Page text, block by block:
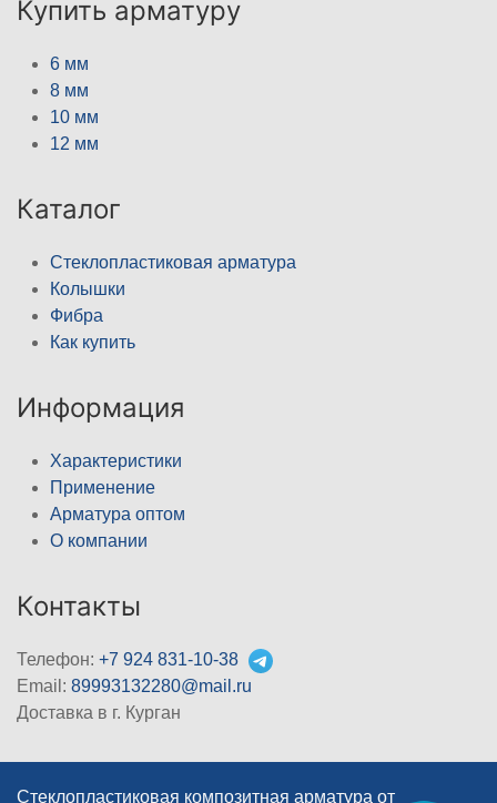
Купить арматуру
6 мм
8 мм
10 мм
12 мм
Каталог
Стеклопластиковая арматура
Колышки
Фибра
Как купить
Информация
Характеристики
Применение
Арматура оптом
О компании
Контакты
Телефон: +7 924 831-10-38
Email: 89993132280@mail.ru
Доставка в г. Курган
Стеклопластиковая композитная арматура от